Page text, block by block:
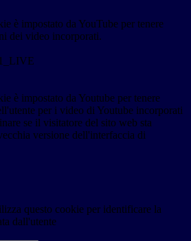
è impostato da YouTube per tenere
dei video incorporati.
è impostato da Youtube per tenere
per i video di Youtube incorporati
se il visitatore del sito web sta
versione dell'interfaccia di
questo cookie per identificare la
dall'utente